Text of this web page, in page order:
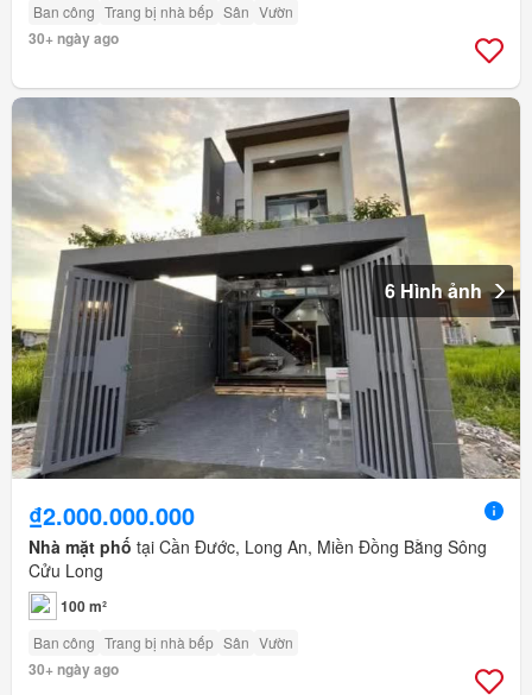
Ban công Trang bị nhà bếp Sân Vườn
30+ ngày ago
6 Hình ảnh
₫2.000.000.000
Nhà mặt phố tại Cần Đước, Long An, Miền Đồng Bằng Sông
Cửu Long
100 m²
Ban công Trang bị nhà bếp Sân Vườn
30+ ngày ago